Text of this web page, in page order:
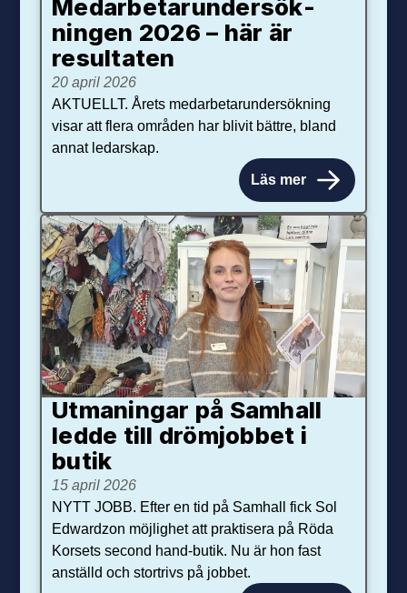
Medarbetar­under­sök­
ningen 2026 – här är
resultaten
20 april 2026
AKTUELLT. Årets medarbetarundersökning
visar att flera områden har blivit bättre, bland
annat ledarskap.
Läs mer
Utmaningar på Sam­hall
ledde till dröm­jobbet i
butik
15 april 2026
NYTT JOBB. Efter en tid på Samhall fick Sol
Edwardzon möjlighet att praktisera på Röda
Korsets second hand-butik. Nu är hon fast
anställd och stortrivs på jobbet.